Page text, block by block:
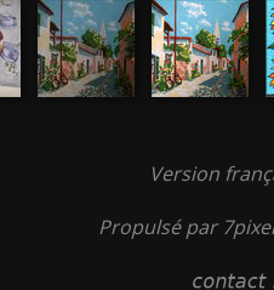
Version
Propulsé par